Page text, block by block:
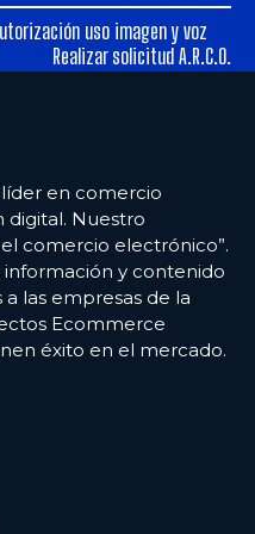
uso imagen y voz
Realizar solicitud A.R.C.O.
en comercio
digital. Nuestro
comercio electrónico”.
y contenido
las empresas de la
Ecommerce
éxito en el mercado.